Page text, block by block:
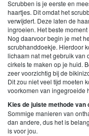
Scrubben is je eerste en
haartjes. Dit omdat het
verwijdert. Deze laten de
ingroeien. Het beste
Nog daarvoor begin je met
scrubhanddoekje. Hierdoor
lichaam nat met gebruik van
cirkels te maken op je huid.
zeer voorzichtig bij de
Dit zou niet veel tijd moeten
voorkomen van ingegroeide
Kies de juiste methode van
Sommige manieren van
dan andere, dus het is
is voor jou.